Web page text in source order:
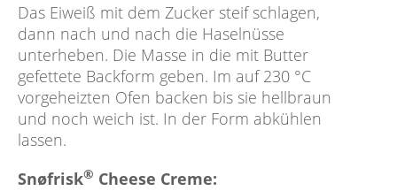
Das Eiweiß mit dem Zucker steif schlagen,
dann nach und nach die Haselnüsse
unterheben. Die Masse in die mit Butter
gefettete Backform geben. Im auf 230 °C
vorgeheizten Ofen backen bis sie hellbraun
und noch weich ist. In der Form abkühlen
lassen.
Snøfrisk® Cheese Creme: